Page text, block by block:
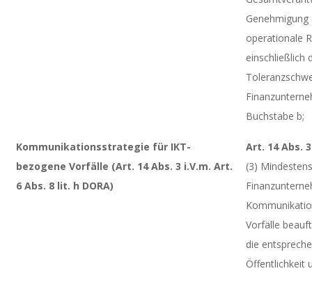
operationale
einschließlich
Buchstabe b;
Kommunikationsstrategie für IKT-
bezogene Vorfälle (Art. 14 Abs. 3 i.V.m. Art.
6 Abs. 8 lit. h DORA)
Art. 14 Abs.
(3)
Vorfälle
die
Öffentlichkeit